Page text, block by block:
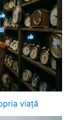
viață